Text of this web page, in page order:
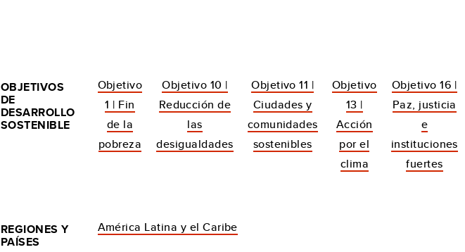
OBJETIVOS
DE
DESARROLLO
SOSTENIBLE
Objetivo
1 | Fin
de la
pobreza
Objetivo 10 |
Reducción de
las
desigualdades
Objetivo 11 |
Ciudades y
comunidades
sostenibles
Objetivo
13 |
Acción
por el
clima
Objetivo 16 |
Paz, justicia
e
instituciones
fuertes
REGIONES Y
PAÍSES
América Latina y el Caribe